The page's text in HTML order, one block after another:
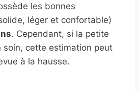
les bonnes
léger et confortable)
. Cependant, si la petite
soin, cette estimation peut
à la hausse.